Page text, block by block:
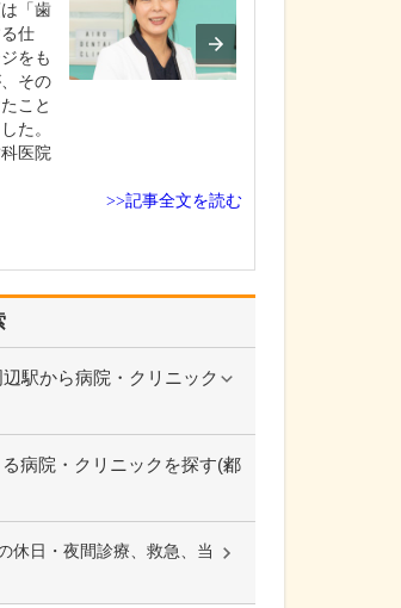
駅から病院・クリニック
病院・クリニックを探す(都
休日・夜間診療、救急、当
「歯
仕
をも
その
こと
た。
医院
>>記事全文を読む